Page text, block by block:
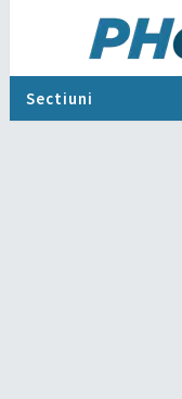
Sectiuni